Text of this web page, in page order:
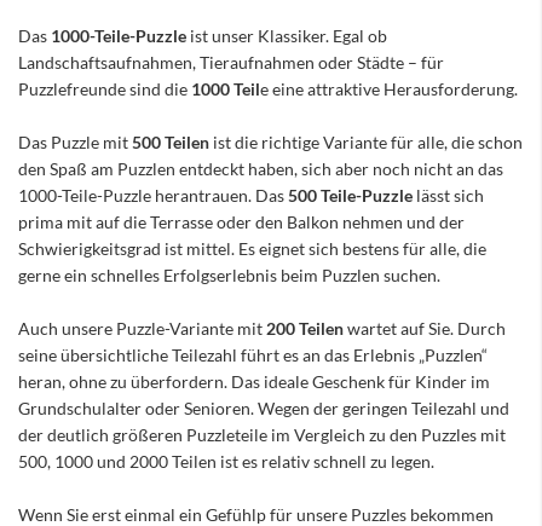
Das 1000-Teile-Puzzle ist unser Klassiker. Egal ob
Landschaftsaufnahmen, Tieraufnahmen oder Städte – für
Puzzlefreunde sind die 1000 Teile eine attraktive Herausforderung.
Das Puzzle mit500 Teilen ist die richtige Variante für alle, die schon
den Spaß am Puzzlen entdeckt haben, sich aber noch nicht an das
1000-Teile-Puzzle herantrauen. Das500 Teile-Puzzle lässt sich
prima mit auf die Terrasse oder den Balkon nehmen und der
Schwierigkeitsgrad ist mittel. Es eignet sich bestens für alle, die
gerne ein schnelles Erfolgserlebnis beim Puzzlen suchen.
Auch unsere Puzzle-Variante mit 200 Teilenwartet auf Sie. Durch
seine übersichtliche Teilezahl führt es an das Erlebnis „Puzzlen“
heran, ohne zu überfordern. Das ideale Geschenk für Kinder im
Grundschulalter oder Senioren. Wegen der geringen Teilezahl und
der deutlich größeren Puzzleteile im Vergleich zu den Puzzles mit
500, 1000 und 2000 Teilen ist es relativ schnell zu legen.
Wenn Sie erst einmal ein Gefühlp für unsere Puzzles bekommen